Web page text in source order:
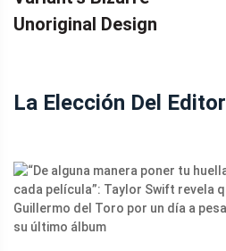
Unoriginal Design
La Elección Del Editor